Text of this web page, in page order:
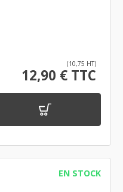
(10,75 HT)
12,90 € TTC
EN STOCK